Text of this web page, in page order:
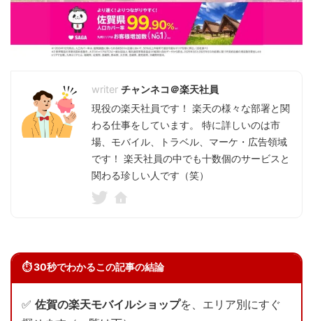
チャンネコ＠楽天社員
現役の楽天社員です！ 楽天の様々な部署と関
わる仕事をしています。 特に詳しいのは市
場、モバイル、トラベル、マーケ・広告領域
です！ 楽天社員の中でも十数個のサービスと
関わる珍しい人です（笑）
⏱ 30秒でわかるこの記事の結論
✅ 佐賀の楽天モバイルショップを、エリア別にすぐ